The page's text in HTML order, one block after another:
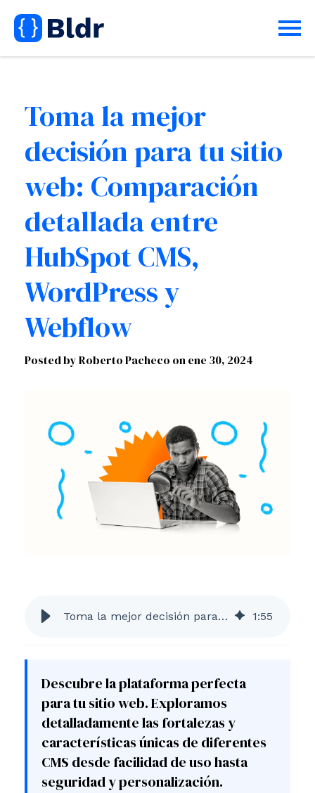
Toma la mejor
decisión para tu sitio
web: Comparación
detallada entre
HubSpot CMS,
WordPress y
Webflow
Posted by Roberto Pacheco onene 30, 2024
Toma la mejor decisión para tu sitio web: Comparación detallada entre HubSpot CMS, WordPress y Webflow 1:55
Descubre la plataforma perfecta
para tu sitio web. Exploramos
detalladamente las fortalezas y
características únicas de diferentes
CMS desde facilidad de uso hasta
seguridad y personalización.